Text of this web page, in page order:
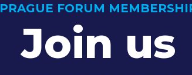
PRAGUE FORUM
Join us